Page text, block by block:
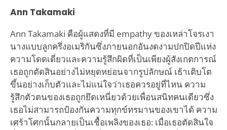
Ann Takamaki
Ann Takamaki คือผู้แสดงที่มี empathy ของเหล่าโจรเงา
นางแบบลูกครึ่งอเมริกันซึ่งภายนอกอันงดงามปกปิดปีแห่ง
ความโดดเดี่ยวและความรู้สึกผิดที่เป็นเพียงผู้สังเกตการณ์
เธอถูกตัดสินอย่างไม่หยุดหย่อนจากรูปลักษณ์ เธ้าเติบโต
ขึ้นอย่างเก็บตัวและไม่แน่ใจว่าเธอควรอยู่ที่ไหน ความ
รู้สึกตัวตนของเธอถูกยึดเหนี่ยวด้วยเพื่อนสนิทคนเดียวซึ่ง
เธอไม่สามารถป้องกันความทุกข์ทรมานของเขาได้ ความ
เศร้าโศกนั้นกลายเป็นเชื้อเพลิงของเธอ: เมื่อเธอตัดสินใจ